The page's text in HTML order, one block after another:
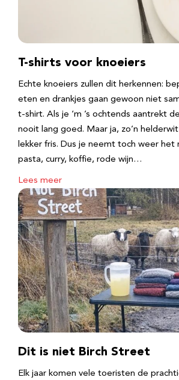
T-shirts voor knoeiers
Echte knoeiers zullen dit herkennen:
eten en drankjes gaan gewoon niet
t-shirt. Als je ‘m ’s ochtends aantrekt
nooit lang goed. Maar ja, zo’n
lekker fris. Dus je neemt toch weer het
pasta, curry, koffie, rode wijn…
Lees meer
Dit is niet Birch Street
Elk jaar komen vele toeristen de